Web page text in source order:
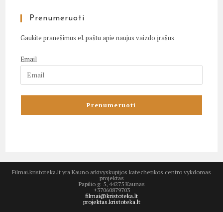
Prenumeruoti
Gaukite pranešimus el. paštu apie naujus vaizdo įrašus
Email
Filmai.kristoteka.lt yra Kauno arkivyskupijos katechetikos centro vykdomas
projektas
Papilio g. 5, 44275 Kaunas
+37060879703
filmai@kristoteka.lt
projektas.kristoteka.lt